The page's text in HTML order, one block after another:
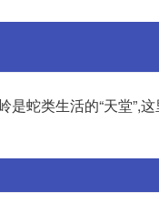
蛇类生活的“天堂”,